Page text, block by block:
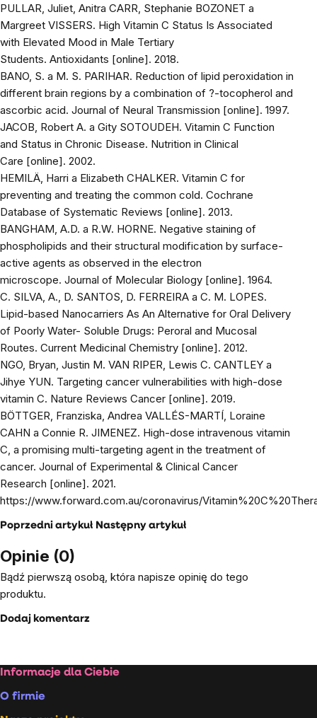
PULLAR, Juliet, Anitra CARR, Stephanie BOZONET a
Margreet VISSERS. High Vitamin C Status Is Associated
with Elevated Mood in Male Tertiary
Students. Antioxidants [online]. 2018.
BANO, S. a M. S. PARIHAR. Reduction of lipid peroxidation in
different brain regions by a combination of ?-tocopherol and
ascorbic acid. Journal of Neural Transmission [online]. 1997.
JACOB, Robert A. a Gity SOTOUDEH. Vitamin C Function
and Status in Chronic Disease. Nutrition in Clinical
Care [online]. 2002.
HEMILÄ, Harri a Elizabeth CHALKER. Vitamin C for
preventing and treating the common cold. Cochrane
Database of Systematic Reviews [online]. 2013.
BANGHAM, A.D. a R.W. HORNE. Negative staining of
phospholipids and their structural modification by surface-
active agents as observed in the electron
microscope. Journal of Molecular Biology [online]. 1964.
C. SILVA, A., D. SANTOS, D. FERREIRA a C. M. LOPES.
Lipid-based Nanocarriers As An Alternative for Oral Delivery
of Poorly Water- Soluble Drugs: Peroral and Mucosal
Routes. Current Medicinal Chemistry [online]. 2012.
NGO, Bryan, Justin M. VAN RIPER, Lewis C. CANTLEY a
Jihye YUN. Targeting cancer vulnerabilities with high-dose
vitamin C. Nature Reviews Cancer [online]. 2019.
BÖTTGER, Franziska, Andrea VALLÉS-MARTÍ, Loraine
CAHN a Connie R. JIMENEZ. High-dose intravenous vitamin
C, a promising multi-targeting agent in the treatment of
cancer. Journal of Experimental & Clinical Cancer
Research [online]. 2021.
https://www.forward.com.au/coronavirus/
Poprzedni artykuł Następny artykuł
Opinie (0)
Bądź pierwszą osobą, która napisze opinię do tego
produktu.
Dodaj komentarz
Stopka
Informacje dla Ciebie
O firmie